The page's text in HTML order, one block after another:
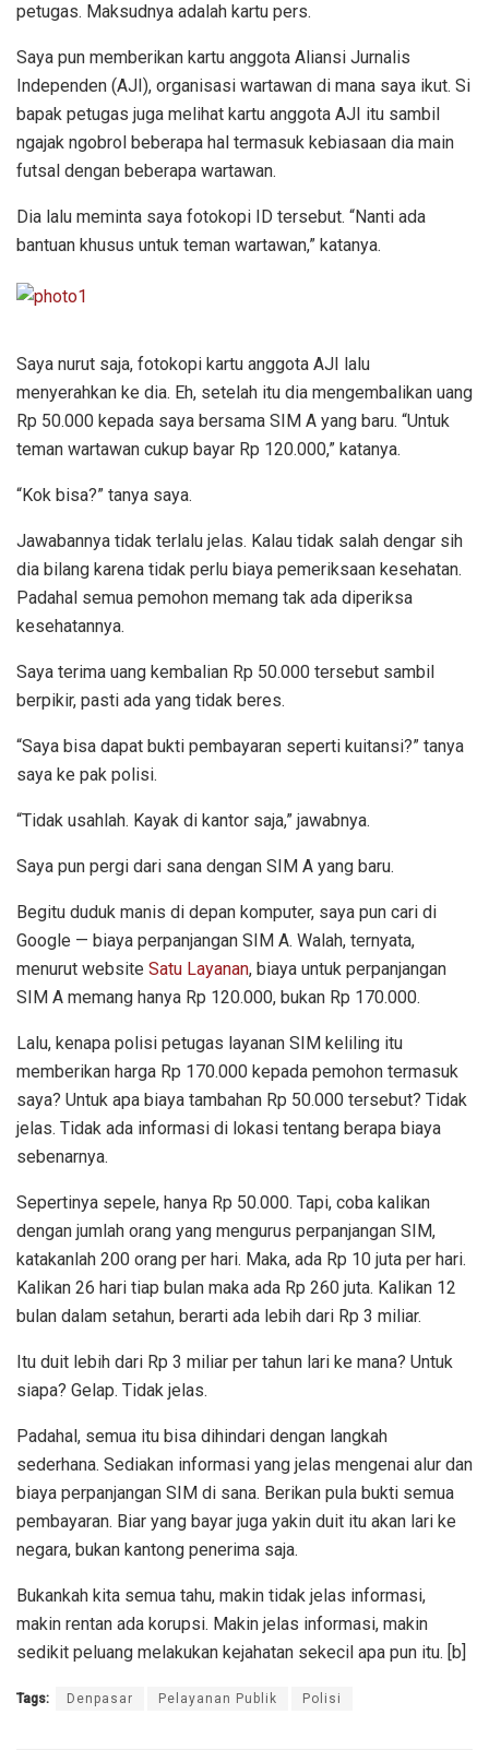
petugas. Maksudnya adalah kartu pers.
Saya pun memberikan kartu anggota Aliansi Jurnalis
Independen (AJI), organisasi wartawan di mana saya ikut. Si
bapak petugas juga melihat kartu anggota AJI itu sambil
ngajak ngobrol beberapa hal termasuk kebiasaan dia main
futsal dengan beberapa wartawan.
Dia lalu meminta saya fotokopi ID tersebut. “Nanti ada
bantuan khusus untuk teman wartawan,” katanya.
Saya nurut saja, fotokopi kartu anggota AJI lalu
menyerahkan ke dia. Eh, setelah itu dia mengembalikan uang
Rp 50.000 kepada saya bersama SIM A yang baru. “Untuk
teman wartawan cukup bayar Rp 120.000,” katanya.
“Kok bisa?” tanya saya.
Jawabannya tidak terlalu jelas. Kalau tidak salah dengar sih
dia bilang karena tidak perlu biaya pemeriksaan kesehatan.
Padahal semua pemohon memang tak ada diperiksa
kesehatannya.
Saya terima uang kembalian Rp 50.000 tersebut sambil
berpikir, pasti ada yang tidak beres.
“Saya bisa dapat bukti pembayaran seperti kuitansi?” tanya
saya ke pak polisi.
“Tidak usahlah. Kayak di kantor saja,” jawabnya.
Saya pun pergi dari sana dengan SIM A yang baru.
Begitu duduk manis di depan komputer, saya pun cari di
Google — biaya perpanjangan SIM A. Walah, ternyata,
menurut website Satu Layanan, biaya untuk perpanjangan
SIM A memang hanya Rp 120.000, bukan Rp 170.000.
Lalu, kenapa polisi petugas layanan SIM keliling itu
memberikan harga Rp 170.000 kepada pemohon termasuk
saya? Untuk apa biaya tambahan Rp 50.000 tersebut? Tidak
jelas. Tidak ada informasi di lokasi tentang berapa biaya
sebenarnya.
Sepertinya sepele, hanya Rp 50.000. Tapi, coba kalikan
dengan jumlah orang yang mengurus perpanjangan SIM,
katakanlah 200 orang per hari. Maka, ada Rp 10 juta per hari.
Kalikan 26 hari tiap bulan maka ada Rp 260 juta. Kalikan 12
bulan dalam setahun, berarti ada lebih dari Rp 3 miliar.
Itu duit lebih dari Rp 3 miliar per tahun lari ke mana? Untuk
siapa? Gelap. Tidak jelas.
Padahal, semua itu bisa dihindari dengan langkah
sederhana. Sediakan informasi yang jelas mengenai alur dan
biaya perpanjangan SIM di sana. Berikan pula bukti semua
pembayaran. Biar yang bayar juga yakin duit itu akan lari ke
negara, bukan kantong penerima saja.
Bukankah kita semua tahu, makin tidak jelas informasi,
makin rentan ada korupsi. Makin jelas informasi, makin
sedikit peluang melakukan kejahatan sekecil apa pun itu. [b]
Tags: Denpasar Pelayanan Publik Polisi